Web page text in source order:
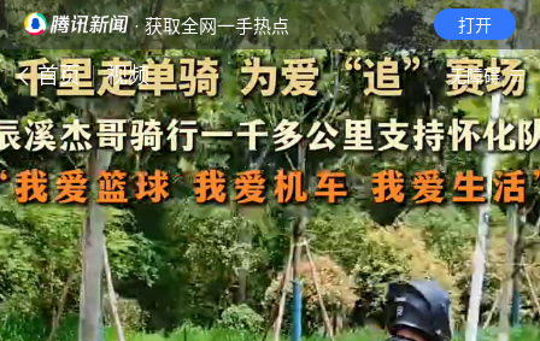
· 获取全网一手热点 打开
首页 视频 无障碍